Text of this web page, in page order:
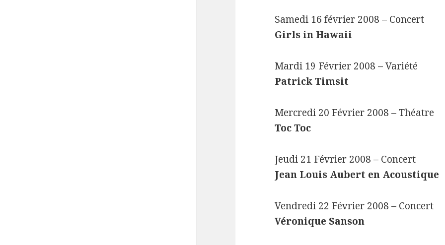
Samedi 16 février 2008 – Concert
Girls in Hawaii
Mardi 19 Février 2008 – Variété
Patrick Timsit
Mercredi 20 Février 2008 – Théatre
Toc Toc
Jeudi 21 Février 2008 – Concert
Jean Louis Aubert en Acoustique
Vendredi 22 Février 2008 – Concert
Véronique Sanson